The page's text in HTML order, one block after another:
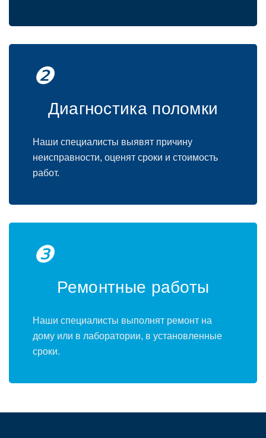
❷
Диагностика поломки
Наши специалисты выявят причину
неисправности, оценят сроки и стоимость
работ.
❸
Ремонтные работы
Наши специалисты выполнят ремонт на
дому или в лаборатории, в установленные
сроки.